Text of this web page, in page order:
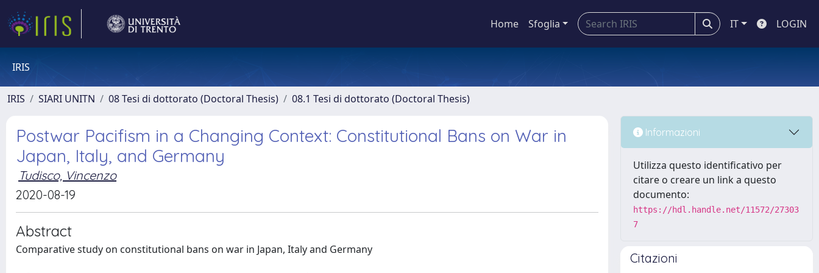
Home Sfoglia IT LOGIN
IRIS
IRIS SIARI UNITN 08 Tesi di dottorato (Doctoral Thesis) 08.1 Tesi di dottorato (Doctoral Thesis)
Postwar Pacifism in a Changing Context: Constitutional Bans on War in
Japan, Italy, and Germany
Tudisco, Vincenzo
2020-08-19
Abstract
Comparative study on constitutional bans on war in Japan, Italy and Germany
Informazioni
Utilizza questo identificativo per
citare o creare un link a questo
documento:
https://hdl.handle.net/11572/27303
7
Citazioni